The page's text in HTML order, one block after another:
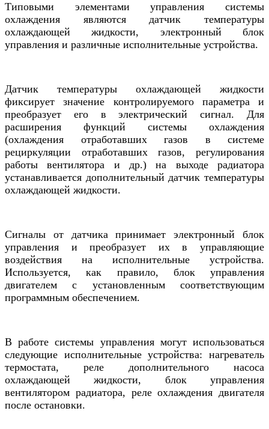
Типовыми элементами управления системы
охлаждения являются датчик температуры
охлаждающей жидкости, электронный блок
управления и различные исполнительные устройства.
Датчик температуры охлаждающей жидкости
фиксирует значение контролируемого параметра и
преобразует его в электрический сигнал. Для
расширения функций системы охлаждения
(охлаждения отработавших газов в системе
рециркуляции отработавших газов, регулирования
работы вентилятора и др.) на выходе радиатора
устанавливается дополнительный датчик температуры
охлаждающей жидкости.
Сигналы от датчика принимает электронный блок
управления и преобразует их в управляющие
воздействия на исполнительные устройства.
Используется, как правило, блок управления
двигателем с установленным соответствующим
программным обеспечением.
В работе системы управления могут использоваться
следующие исполнительные устройства: нагреватель
термостата, реле дополнительного насоса
охлаждающей жидкости, блок управления
вентилятором радиатора, реле охлаждения двигателя
после остановки.